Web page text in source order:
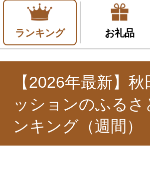
ランキング お礼品
【2026年最新】
ッションのふる
ンキング（週間）